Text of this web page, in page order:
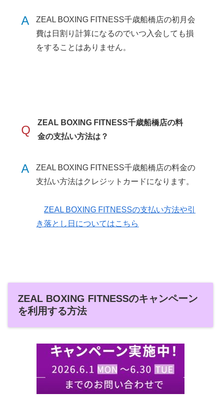
A
ZEAL BOXING FITNESS千歳船橋店の初月会
費は日割り計算になるのでいつ入会しても損
をすることはありません。
Q
ZEAL BOXING FITNESS千歳船橋店の料
金の支払い方法は？
A
ZEAL BOXING FITNESS千歳船橋店の料金の
支払い方法はクレジットカードになります。
ZEAL BOXING FITNESSの支払い方法や引
き落とし日についてはこちら
ZEAL BOXING FITNESSのキャンペーン
を利用する方法